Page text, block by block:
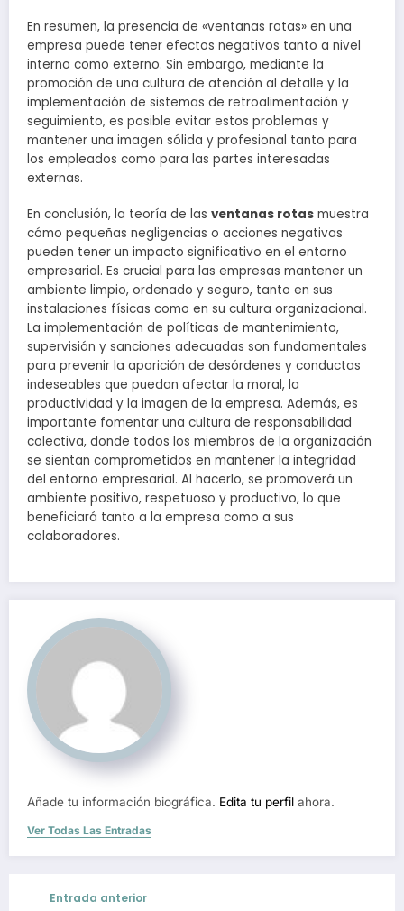
En resumen, la presencia de «ventanas rotas» en una
empresa puede tener efectos negativos tanto a nivel
interno como externo. Sin embargo, mediante la
promoción de una cultura de atención al detalle y la
implementación de sistemas de retroalimentación y
seguimiento, es posible evitar estos problemas y
mantener una imagen sólida y profesional tanto para
los empleados como para las partes interesadas
externas.
En conclusión, la teoría de las ventanas rotas muestra
cómo pequeñas negligencias o acciones negativas
pueden tener un impacto significativo en el entorno
empresarial. Es crucial para las empresas mantener un
ambiente limpio, ordenado y seguro, tanto en sus
instalaciones físicas como en su cultura organizacional.
La implementación de políticas de mantenimiento,
supervisión y sanciones adecuadas son fundamentales
para prevenir la aparición de desórdenes y conductas
indeseables que puedan afectar la moral, la
productividad y la imagen de la empresa. Además, es
importante fomentar una cultura de responsabilidad
colectiva, donde todos los miembros de la organización
se sientan comprometidos en mantener la integridad
del entorno empresarial. Al hacerlo, se promoverá un
ambiente positivo, respetuoso y productivo, lo que
beneficiará tanto a la empresa como a sus
colaboradores.
Añade tu información biográfica. Edita tu perfil ahora.
Ver Todas Las Entradas
Entrada anterior